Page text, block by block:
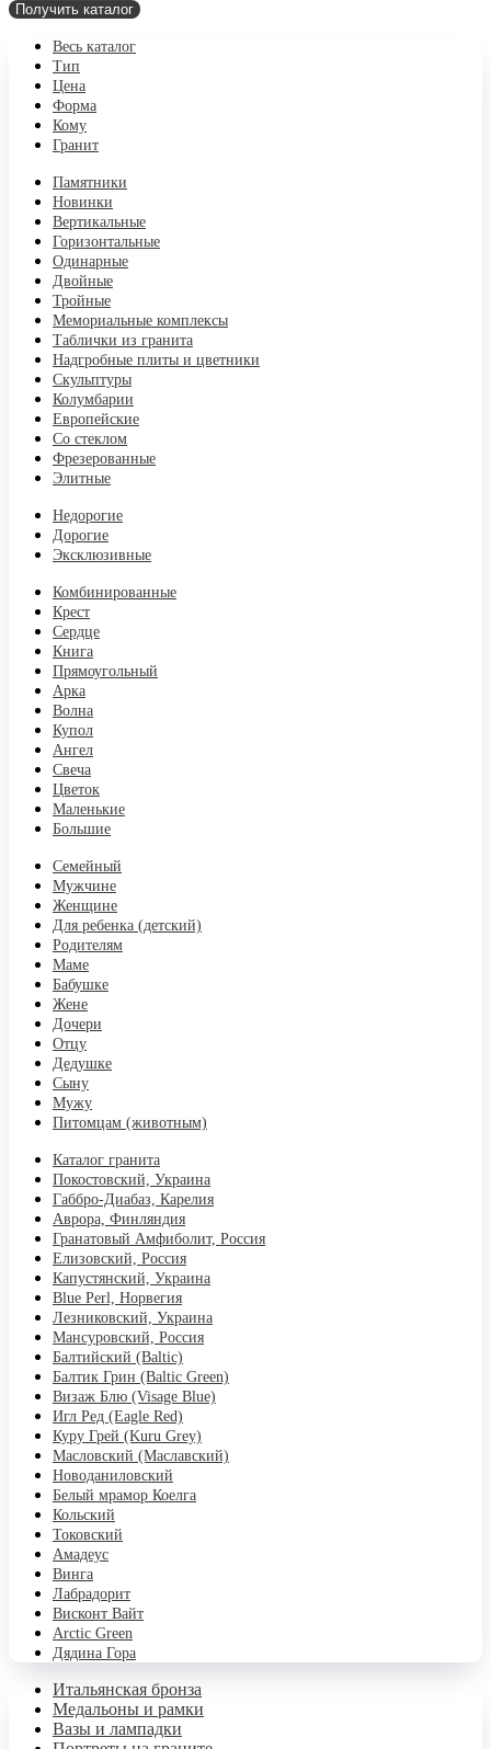
Получить каталог
Весь каталог
Тип
Цена
Форма
Кому
Гранит
Памятники
Новинки
Вертикальные
Горизонтальные
Одинарные
Двойные
Тройные
Мемориальные комплексы
Таблички из гранита
Надгробные плиты и цветники
Скульптуры
Колумбарии
Европейские
Со стеклом
Фрезерованные
Элитные
Недорогие
Дорогие
Эксклюзивные
Комбинированные
Крест
Сердце
Книга
Прямоугольный
Арка
Волна
Купол
Ангел
Свеча
Цветок
Маленькие
Большие
Семейный
Мужчине
Женщине
Для ребенка (детский)
Родителям
Маме
Бабушке
Жене
Дочери
Отцу
Дедушке
Сыну
Мужу
Питомцам (животным)
Каталог гранита
Покостовский, Украина
Габбро-Диабаз, Карелия
Аврора, Финляндия
Гранатовый Амфиболит, Россия
Елизовский, Россия
Капустянский, Украина
Blue Perl, Норвегия
Лезниковский, Украина
Мансуровский, Россия
Балтийский (Baltic)
Балтик Грин (Baltic Green)
Визаж Блю (Visage Blue)
Игл Ред (Eagle Red)
Куру Грей (Kuru Grey)
Масловский (Маславский)
Новоданиловский
Белый мрамор Коелга
Кольский
Токовский
Амадеус
Винга
Лабрадорит
Висконт Вайт
Аrctic Green
Дядина Гора
Итальянская бронза
Медальоны и рамки
Вазы и лампадки